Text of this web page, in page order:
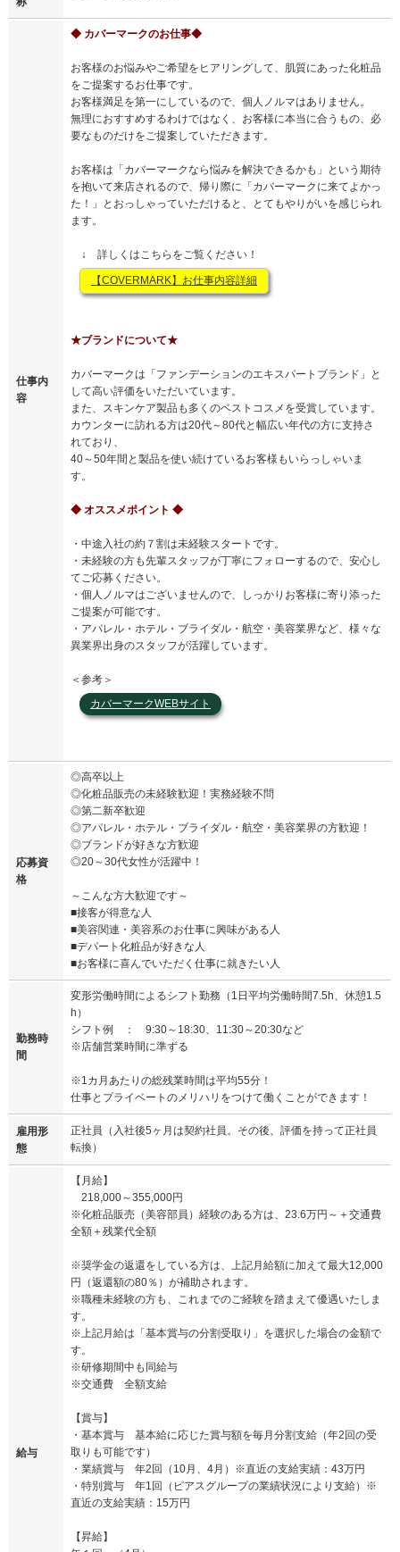
仕事内
容
◆ カバーマークのお仕事◆
お客様のお悩みやご希望をヒアリングして、肌質にあった化粧品
をご提案するお仕事です。
お客様満足を第一にしているので、個人ノルマはありません。
無理におすすめするわけではなく、お客様に本当に合うもの、必
要なものだけをご提案していただきます。
お客様は「カバーマークなら悩みを解決できるかも」という期待
を抱いて来店されるので、帰り際に「カバーマークに来てよかっ
た！」とおっしゃっていただけると、とてもやりがいを感じられ
ます。
↓ 詳しくはこちらをご覧ください！
【COVERMARK】お仕事内容詳細
★ブランドについて★
カバーマークは「ファンデーションのエキスパートブランド」と
して高い評価をいただいています。
また、スキンケア製品も多くのベストコスメを受賞しています。
カウンターに訪れる方は20代～80代と幅広い年代の方に支持さ
れており、
40～50年間と製品を使い続けているお客様もいらっしゃいま
す。
◆ オススメポイント ◆
・中途入社の約７割は未経験スタートです。
・未経験の方も先輩スタッフが丁寧にフォローするので、安心し
てご応募ください。
・個人ノルマはございませんので、しっかりお客様に寄り添った
ご提案が可能です。
・アパレル・ホテル・ブライダル・航空・美容業界など、様々な
異業界出身のスタッフが活躍しています。
＜参考＞
カバーマークWEBサイト
応募資
格
◎高卒以上
◎化粧品販売の未経験歓迎！実務経験不問
◎第二新卒歓迎
◎アパレル・ホテル・ブライダル・航空・美容業界の方歓迎！
◎ブランドが好きな方歓迎
◎20～30代女性が活躍中！
～こんな方大歓迎です～
■接客が得意な人
■美容関連・美容系のお仕事に興味がある人
■デパート化粧品が好きな人
■お客様に喜んでいただく仕事に就きたい人
勤務時
間
変形労働時間によるシフト勤務（1日平均労働時間7.5h、休憩1.5
h）
シフト例 ： 9:30～18:30、11:30～20:30など
※店舗営業時間に準ずる
※1カ月あたりの総残業時間は平均55分！
仕事とプライベートのメリハリをつけて働くことができます！
雇用形
態
正社員（入社後5ヶ月は契約社員。その後、評価を持って正社員
転換）
給与
【月給】
218,000～355,000円
※化粧品販売（美容部員）経験のある方は、23.6万円～＋交通費
全額＋残業代全額
※奨学金の返還をしている方は、上記月給額に加えて最大12,000
円（返還額の80％）が補助されます。
※職種未経験の方も、これまでのご経験を踏まえて優遇いたしま
す。
※上記月給は「基本賞与の分割受取り」を選択した場合の金額で
す。
※研修期間中も同給与
※交通費 全額支給
【賞与】
・基本賞与 基本給に応じた賞与額を毎月分割支給（年2回の受
取りも可能です）
・業績賞与 年2回（10月、4月）※直近の支給実績：43万円
・特別賞与 年1回（ピアスグループの業績状況により支給）※
直近の支給実績：15万円
【昇給】